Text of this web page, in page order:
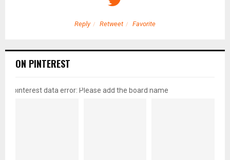
Reply Retweet Favorite
ON PINTEREST
pinterest data error: Please add the board name